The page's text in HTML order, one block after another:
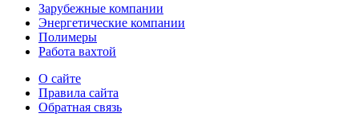
Зарубежные компании
Энергетические компании
Полимеры
Работа вахтой
О сайте
Правила сайта
Обратная связь